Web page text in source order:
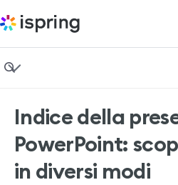
Prodotti
Prezzi
Azienda
Formazione aziendale
Indice della
PowerPoint:
in diversi modi